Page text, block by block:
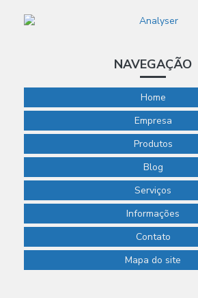
NAVEGAÇÃO
Home
Empresa
Produtos
Blog
Serviços
Informações
Contato
Mapa do site